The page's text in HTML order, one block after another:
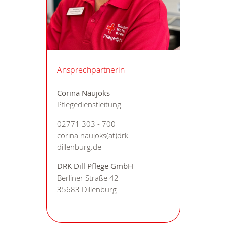
Ansprechpartnerin
Corina Naujoks
Pflegedienstleitung
02771 303 - 700
corina.naujoks(at)drk-
dillenburg.de
DRK Dill Pflege GmbH
Berliner Straße 42
35683 Dillenburg